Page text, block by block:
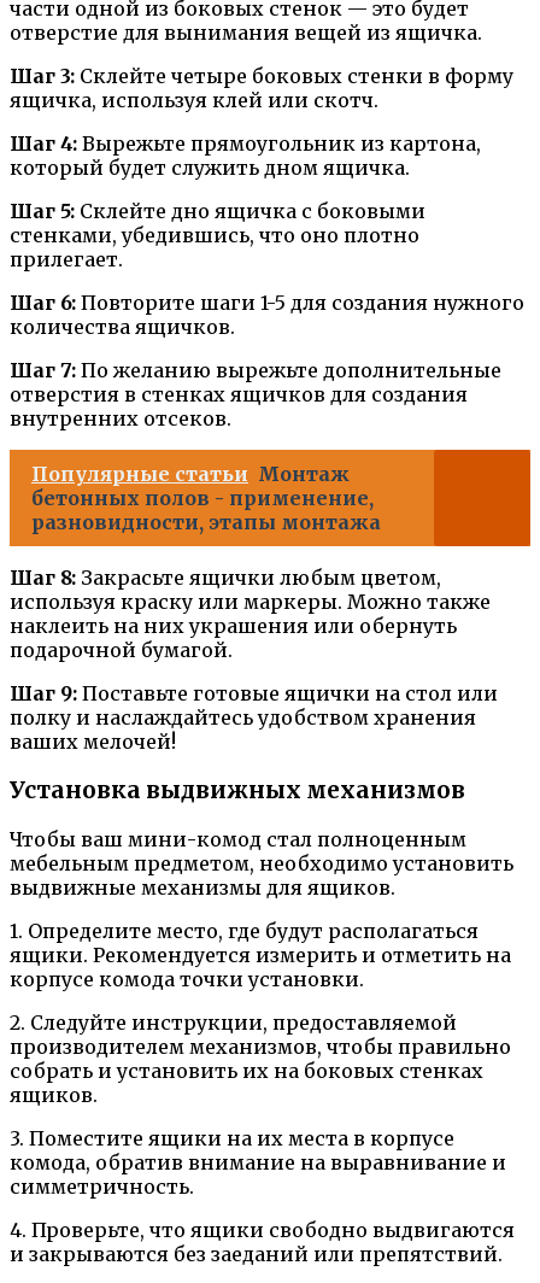
части одной из боковых стенок — это будет
отверстие для вынимания вещей из ящичка.
Шаг 3: Склейте четыре боковых стенки в форму
ящичка, используя клей или скотч.
Шаг 4: Вырежьте прямоугольник из картона,
который будет служить дном ящичка.
Шаг 5: Склейте дно ящичка с боковыми
стенками, убедившись, что оно плотно
прилегает.
Шаг 6: Повторите шаги 1-5 для создания нужного
количества ящичков.
Шаг 7: По желанию вырежьте дополнительные
отверстия в стенках ящичков для создания
внутренних отсеков.
Популярные статьи Монтаж
бетонных полов - применение,
разновидности, этапы монтажа
Шаг 8: Закрасьте ящички любым цветом,
используя краску или маркеры. Можно также
наклеить на них украшения или обернуть
подарочной бумагой.
Шаг 9: Поставьте готовые ящички на стол или
полку и наслаждайтесь удобством хранения
ваших мелочей!
Установка выдвижных механизмов
Чтобы ваш мини-комод стал полноценным
мебельным предметом, необходимо установить
выдвижные механизмы для ящиков.
1. Определите место, где будут располагаться
ящики. Рекомендуется измерить и отметить на
корпусе комода точки установки.
2. Следуйте инструкции, предоставляемой
производителем механизмов, чтобы правильно
собрать и установить их на боковых стенках
ящиков.
3. Поместите ящики на их места в корпусе
комода, обратив внимание на выравнивание и
симметричность.
4. Проверьте, что ящики свободно выдвигаются
и закрываются без заеданий или препятствий.